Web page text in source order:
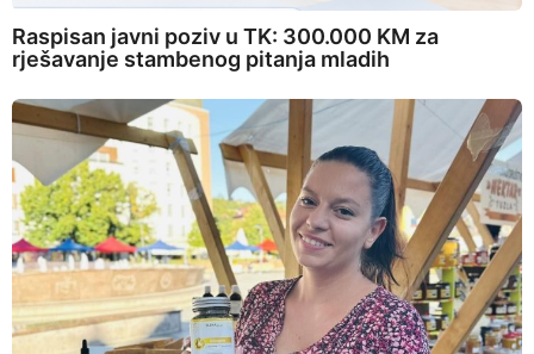
Raspisan javni poziv u TK: 300.000 KM za
rješavanje stambenog pitanja mladih